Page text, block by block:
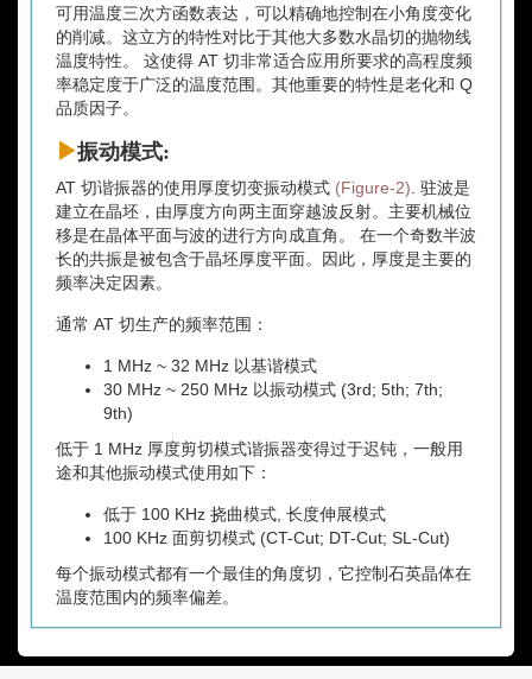
可用温度三次方函数表达，可以精确地控制在小角度变化
的削减。这立方的特性对比于其他大多数水晶切的抛物线
温度特性。 这使得 AT 切非常适合应用所要求的高程度频
率稳定度于广泛的温度范围。其他重要的特性是老化和 Q
品质因子。
振动模式:
AT 切谐振器的使用厚度切变振动模式 (Figure-2) . 驻波是
建立在晶坯，由厚度方向两主面穿越波反射。主要机械位
移是在晶体平面与波的进行方向成直角。 在一个奇数半波
长的共振是被包含于晶坯厚度平面。因此，厚度是主要的
频率决定因素。
通常 AT 切生产的频率范围：
1 MHz ~ 32 MHz 以基谐模式
30 MHz ~ 250 MHz 以振动模式 (3rd; 5th; 7th;
9th)
低于 1 MHz 厚度剪切模式谐振器变得过于迟钝，一般用
途和其他振动模式使用如下：
低于 100 KHz 挠曲模式, 长度伸展模式
100 KHz 面剪切模式 (CT-Cut; DT-Cut; SL-Cut)
每个振动模式都有一个最佳的角度切，它控制石英晶体在
温度范围内的频率偏差。